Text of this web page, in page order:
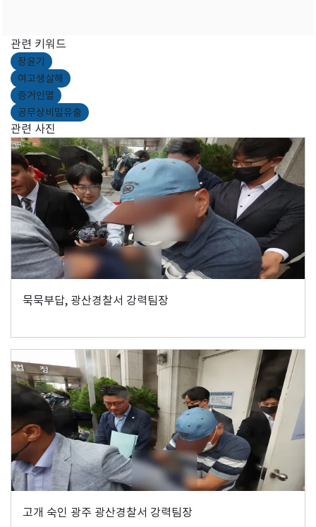
관련 키워드
장윤기
여고생살해
증거인멸
공무상비밀유출
관련 사진
묵묵부답, 광산경찰서 강력팀장
고개 숙인 광주 광산경찰서 강력팀장